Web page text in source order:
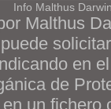
Info Malthus
Malthus
en
de
un